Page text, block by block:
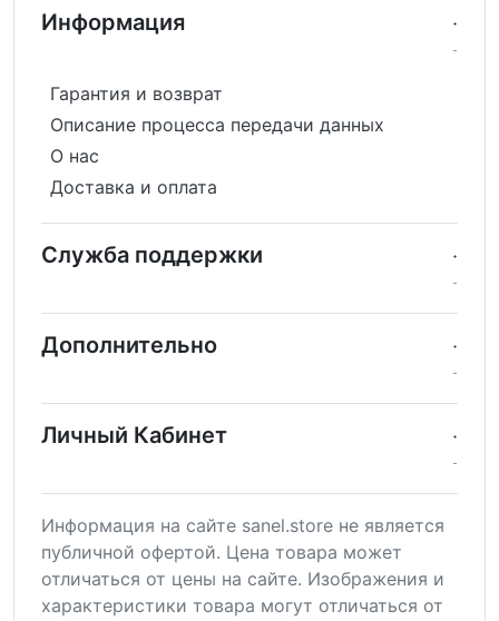
Информация
Гарантия и возврат
Описание процесса передачи данных
О нас
Доставка и оплата
Служба поддержки
Дополнительно
Личный Кабинет
Информация на сайте sanel.store не является
публичной офертой. Цена товара может
отличаться от цены на сайте. Изображения и
характеристики товара могут отличаться от